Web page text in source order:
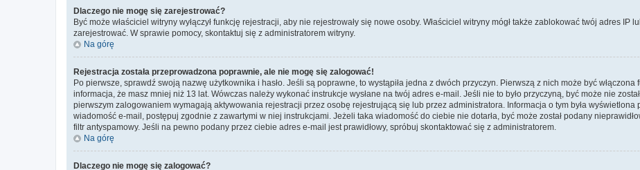
Dlaczego nie mogę się zarejestrować?
Być może właściciel witryny wyłączył funkcję rejestracji, aby nie rejestrowały się nowe osoby. Właściciel witryny mógł także zablokować twój adres IP
zarejestrować. W sprawie pomocy, skontaktuj się z administratorem witryny.
Na górę
Rejestracja została przeprowadzona poprawnie, ale nie mogę się zalogować!
Po pierwsze, sprawdź swoją nazwę użytkownika i hasło. Jeśli są poprawne, to wystąpiła jedna z dwóch przyczyn. Pierwszą z nich może być
informacja, że masz mniej niż 13 lat. Wówczas należy wykonać instrukcje wysłane na twój adres e-mail. Jeśli nie to było przyczyną, być może nie
pierwszym zalogowaniem wymagają aktywowania rejestracji przez osobę rejestrującą się lub przez administratora. Informacja o tym była wyświetlona
wiadomość e-mail, postępuj zgodnie z zawartymi w niej instrukcjami. Jeżeli taka wiadomość do ciebie nie dotarła, być może został podany
filtr antyspamowy. Jeśli na pewno podany przez ciebie adres e-mail jest prawidłowy, spróbuj skontaktować się z administratorem.
Na górę
Dlaczego nie mogę się zalogować?